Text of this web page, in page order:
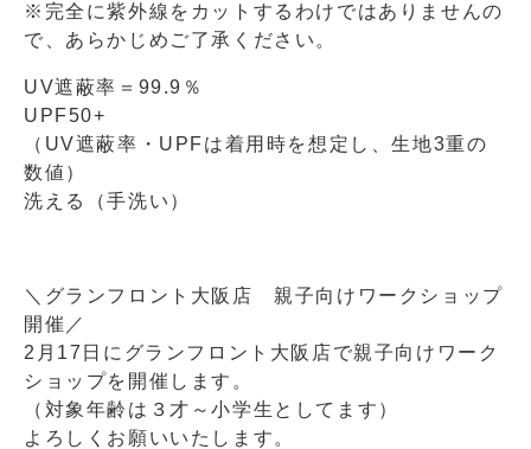
※完全に紫外線をカットするわけではありませんの
で、あらかじめご了承ください。
UV遮蔽率＝99.9％
UPF50+
（UV遮蔽率・UPFは着用時を想定し、生地3重の
数値）
洗える（手洗い）
＼グランフロント大阪店 親子向けワークショップ
開催／
2月17日にグランフロント大阪店で親子向けワーク
ショップを開催します。
（対象年齢は３才～小学生としてます）
よろしくお願いいたします。